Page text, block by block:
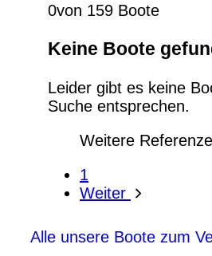
0von 159 Boote
Keine Boote
Leider gibt es keine
Suche entsprechen.
Weitere
1
Weiter
Alle unsere Boote zum